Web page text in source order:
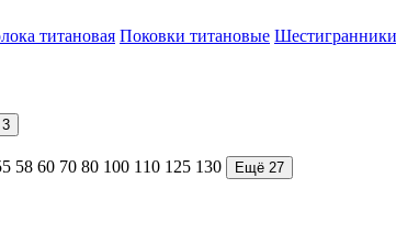
титановая Поковки титановые
58 60 70 80 100 110 125 130 Ещё 27